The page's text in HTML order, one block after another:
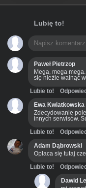
Lubię to!
Paweł Pietrzop
Mega, mega
się nieźle walnąć w
Lubie to!
Ewa Kwiatkowska
Zdecydowanie
innych serwisów.
Lubie to!
Adam Dąbrowski
Opłaca się tutaj
Lubie to!
Dawid